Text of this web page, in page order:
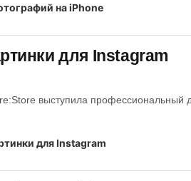
для Instagram
выступила профессиональный